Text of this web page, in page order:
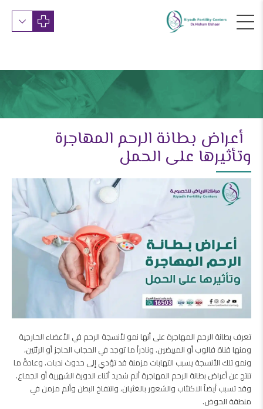
أعراض بطانة الرحم المهاجرة
وتأثيرها على الحمل
تعرف بطانة الرحم المهاجرة على أنها نمو لأنسجة الرحم في الأعضاء الخارجية
ومنها قناة فالوب أو المبيضين. ونادراً ما توجد في الحجاب الحاجز أو الرئتين،
ونمو تلك الأنسجة يسبب التهابات مزمنة قد تؤدي إلى حدوث ندبات. وعادةً ما
تنتج عن أعراض بطانة الرحم المهاجرة ألم شديد أثناء الدورة الشهرية أو الجماع.
وقد تسبب أيضاً الاكتئاب والشعور بالغثيان، وانتفاخ البطن وألم مزمن في
منطقة الحوض.